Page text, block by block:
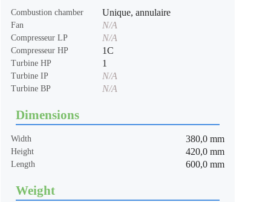
Combustion chamber Unique, annulaire
Fan N/A
Compresseur LP N/A
Compresseur HP 1C
Turbine HP 1
Turbine IP N/A
Turbine BP N/A
Dimensions
Width 380,0 mm
Height 420,0 mm
Length 600,0 mm
Weight